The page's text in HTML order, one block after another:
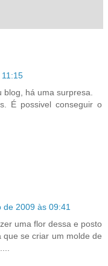
blog, há uma surpresa.
É possivel conseguir o
de 2009 às 09:41
uma flor dessa e posto
se criar um molde de